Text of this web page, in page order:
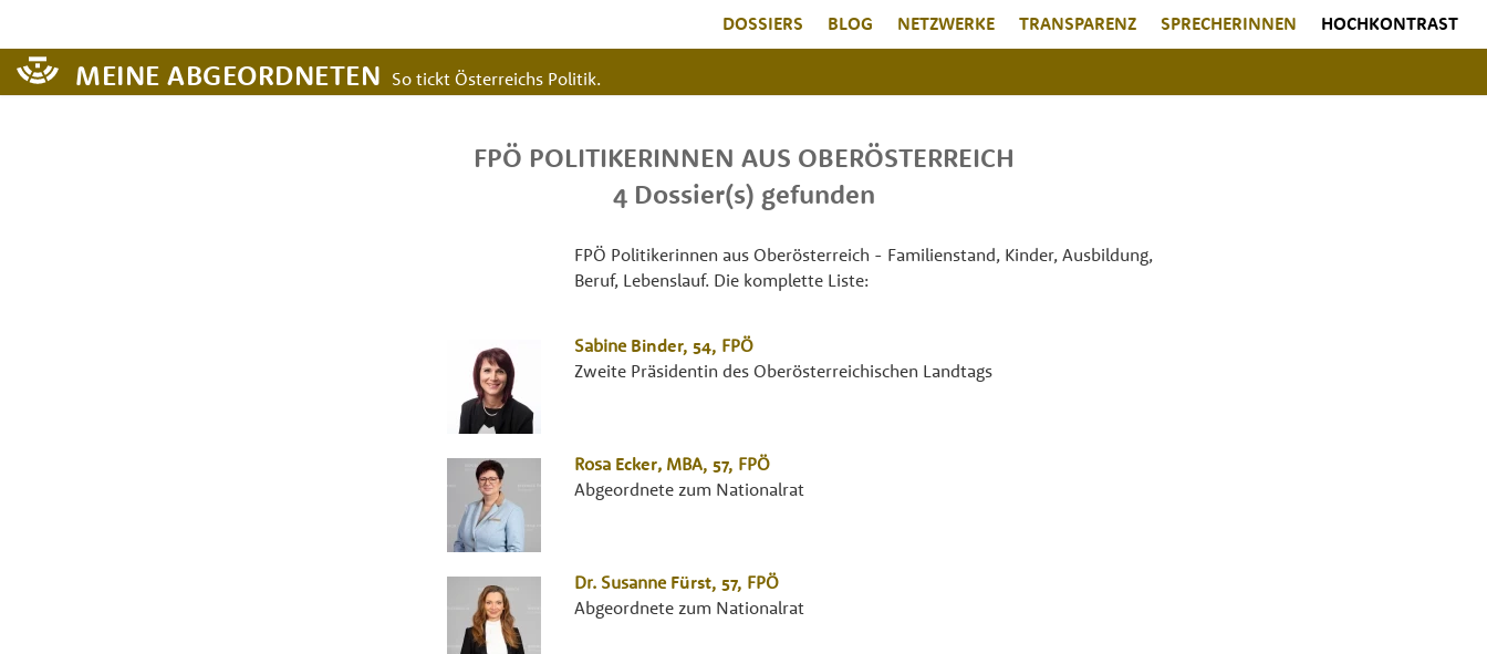
DOSSIERS BLOG NETZWERKE TRANSPARENZ SPRECHERINNEN HOCHKONTRAST
MEINE ABGEORDNETEN So tickt Österreichs Politik.
FPÖ POLITIKERINNEN AUS OBERÖSTERREICH
4 Dossier(s) gefunden
FPÖ Politikerinnen aus Oberösterreich - Familienstand, Kinder, Ausbildung,
Beruf, Lebenslauf. Die komplette Liste:
Sabine Binder, 54, FPÖ
Zweite Präsidentin des Oberösterreichischen Landtags
Rosa Ecker, MBA, 57, FPÖ
Abgeordnete zum Nationalrat
Dr. Susanne Fürst, 57, FPÖ
Abgeordnete zum Nationalrat